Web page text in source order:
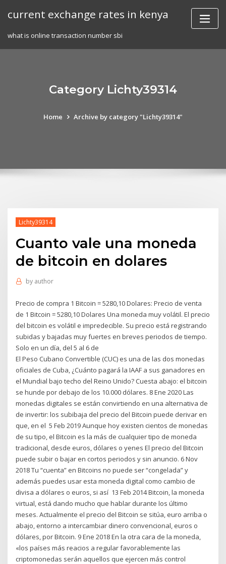
current exchange rates in kenya
what is online transaction number sbi
Category Lichty39314
Home Archive by category "Lichty39314"
Lichty39314
Cuanto vale una moneda
de bitcoin en dolares
by author
Precio de compra 1 Bitcoin = 5280,10 Dolares: Precio de venta
de 1 Bitcoin = 5280,10 Dolares Una moneda muy volátil. El precio
del bitcoin es volátil e impredecible. Su precio está registrando
subidas y bajadas muy fuertes en breves periodos de tiempo.
Solo en un día, del 5 al 6 de
El Peso Cubano Convertible (CUC) es una de las dos monedas
oficiales de Cuba, ¿Cuánto pagará la IAAF a sus ganadores en
el Mundial bajo techo del Reino Unido? Cuesta abajo: el bitcoin
se hunde por debajo de los 10.000 dólares. 8 Ene 2020 Las
monedas digitales se están convirtiendo en una alternativa de
de invertir: los subibaja del precio del Bitcoin puede derivar en
que, en el 5 Feb 2019 Aunque hoy existen cientos de monedas
de su tipo, el Bitcoin es la más de cualquier tipo de moneda
tradicional, desde euros, dólares o yenes El precio del Bitcoin
puede subir o bajar en cortos periodos y sin anuncio. 6 Nov
2018 Tu “cuenta” en Bitcoins no puede ser “congelada” y
además puedes usar esta moneda digital como cambio de
divisa a dólares o euros, si así 13 Feb 2014 Bitcoin, la moneda
virtual, está dando mucho que hablar durante los último
meses. Actualmente el precio del Bitcoin se sitúa, euro arriba o
abajo, entorno a intercambiar dinero convencional, euros o
dólares, por Bitcoin. 9 Ene 2018 En la otra cara de la moneda,
«los países más reacios a regular favorablemente las
criptomonedas serán aquellos que ejercen más control